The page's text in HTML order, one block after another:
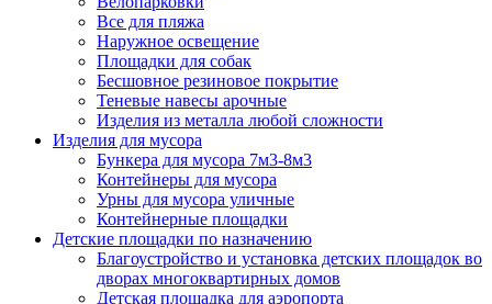
Все для пляжа
Наружное освещение
Площадки для собак
Бесшовное резиновое покрытие
Теневые навесы арочные
Изделия из металла любой сложности
Изделия для мусора
Бункера для мусора 7м3-8м3
Контейнеры для мусора
Урны для мусора уличные
Контейнерные площадки
Детские площадки по назначению
Благоустройство и установка детских площадок во
дворах многоквартирных домов
Детская площадка для аэропорта